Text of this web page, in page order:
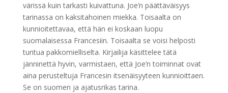
värissä kuin tarkasti kuivattuna. Joe’n päättäväisyys
tarinassa on kaksitahoinen miekka. Toisaalta on
kunnioitettavaa, että hän ei koskaan luopu
suomalaisessa Francesiin. Toisaalta se voisi helposti
tuntua pakkomielliselta. Kirjailija käsittelee tätä
jänninettä hyvin, varmistaen, että Joe’n toiminnat ovat
aina perusteltuja Francesin itsenäisyyteen kunnioittaen.
Se on suomen ja ajatusrikas tarina.